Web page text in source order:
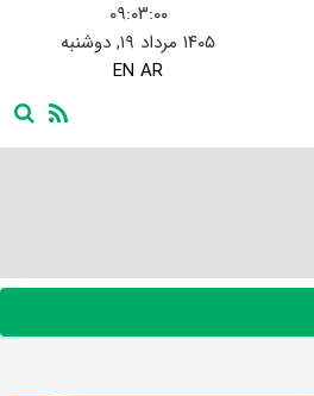
۰۹:۰۳:۰۱
۱۴۰۵ مرداد ۱۹, دوشنبه
EN AR